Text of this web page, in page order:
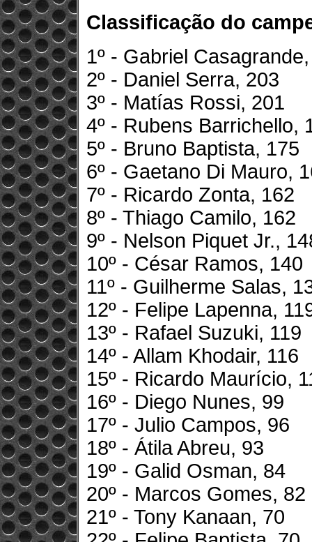
Classificação do
1º - Gabriel
2º - Daniel Serra, 203
3º - Matías Rossi, 201
4º - Rubens Barrichello,
5º - Bruno Baptista, 175
6º - Gaetano Di Mauro,
7º - Ricardo Zonta, 162
8º - Thiago Camilo, 162
9º - Nelson Piquet Jr.,
10º - César Ramos, 140
11º - Guilherme Salas,
12º - Felipe Lapenna,
13º - Rafael Suzuki, 119
14º - Allam Khodair, 116
15º - Ricardo Maurício,
16º - Diego Nunes, 99
17º - Julio Campos, 96
18º - Átila Abreu, 93
19º - Galid Osman, 84
20º - Marcos Gomes, 82
21º - Tony Kanaan, 70